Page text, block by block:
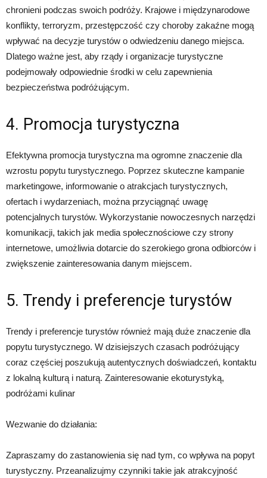
chronieni podczas swoich podróży. Krajowe i międzynarodowe
konflikty, terroryzm, przestępczość czy choroby zakaźne mogą
wpływać na decyzje turystów o odwiedzeniu danego miejsca.
Dlatego ważne jest, aby rządy i organizacje turystyczne
podejmowały odpowiednie środki w celu zapewnienia
bezpieczeństwa podróżującym.
4. Promocja turystyczna
Efektywna promocja turystyczna ma ogromne znaczenie dla
wzrostu popytu turystycznego. Poprzez skuteczne kampanie
marketingowe, informowanie o atrakcjach turystycznych,
ofertach i wydarzeniach, można przyciągnąć uwagę
potencjalnych turystów. Wykorzystanie nowoczesnych narzędzi
komunikacji, takich jak media społecznościowe czy strony
internetowe, umożliwia dotarcie do szerokiego grona odbiorców i
zwiększenie zainteresowania danym miejscem.
5. Trendy i preferencje turystów
Trendy i preferencje turystów również mają duże znaczenie dla
popytu turystycznego. W dzisiejszych czasach podróżujący
coraz częściej poszukują autentycznych doświadczeń, kontaktu
z lokalną kulturą i naturą. Zainteresowanie ekoturystyką,
podróżami kulinar
Wezwanie do działania:
Zapraszamy do zastanowienia się nad tym, co wpływa na popyt
turystyczny. Przeanalizujmy czynniki takie jak atrakcyjność